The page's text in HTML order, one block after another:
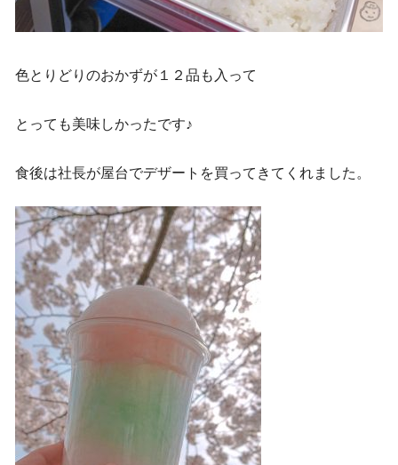
色とりどりのおかずが１２品も入って
とっても美味しかったです♪
食後は社長が屋台でデザートを買ってきてくれました。